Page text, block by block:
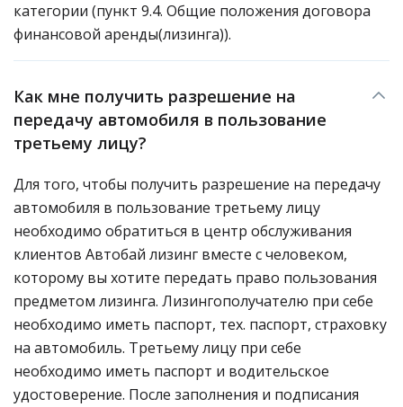
категории (пункт 9.4. Общие положения договора
финансовой аренды(лизинга)).
Как мне получить разрешение на
передачу автомобиля в пользование
третьему лицу?
Для того, чтобы получить разрешение на передачу
автомобиля в пользование третьему лицу
необходимо обратиться в центр обслуживания
клиентов Автобай лизинг вместе с человеком,
которому вы хотите передать право пользования
предметом лизинга. Лизингополучателю при себе
необходимо иметь паспорт, тех. паспорт, страховку
на автомобиль. Третьему лицу при себе
необходимо иметь паспорт и водительское
удостоверение. После заполнения и подписания